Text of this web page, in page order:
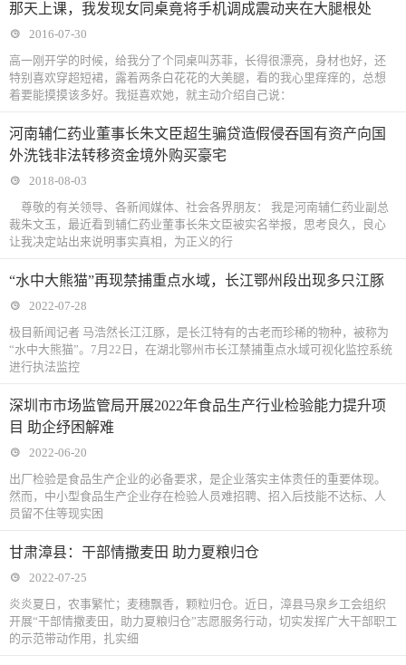
那天上课，我发现女同桌竟将手机调成震动夹在大腿根处
2016-07-30
高一刚开学的时候，给我分了个同桌叫苏菲，长得很漂亮，身材也好，还
特别喜欢穿超短裙，露着两条白花花的大美腿，看的我心里痒痒的，总想
着要能摸摸该多好。我挺喜欢她，就主动介绍自己说：
河南辅仁药业董事长朱文臣超生骗贷造假侵吞国有资产向国
外洗钱非法转移资金境外购买豪宅
2018-08-03
尊敬的有关领导、各新闻媒体、社会各界朋友： 我是河南辅仁药业副总
裁朱文玉，最近看到辅仁药业董事长朱文臣被实名举报，思考良久，良心
让我决定站出来说明事实真相，为正义的行
“水中大熊猫”再现禁捕重点水域，长江鄂州段出现多只江豚
2022-07-28
极目新闻记者 马浩然长江江豚，是长江特有的古老而珍稀的物种，被称为
“水中大熊猫”。7月22日，在湖北鄂州市长江禁捕重点水域可视化监控系统
进行执法监控
深圳市市场监管局开展2022年食品生产行业检验能力提升项
目 助企纾困解难
2022-06-20
出厂检验是食品生产企业的必备要求，是企业落实主体责任的重要体现。
然而，中小型食品生产企业存在检验人员难招聘、招入后技能不达标、人
员留不住等现实困
甘肃漳县：干部情撒麦田 助力夏粮归仓
2022-07-25
炎炎夏日，农事繁忙；麦穗飘香，颗粒归仓。近日，漳县马泉乡工会组织
开展“干部情撒麦田，助力夏粮归仓”志愿服务行动，切实发挥广大干部职工
的示范带动作用，扎实细